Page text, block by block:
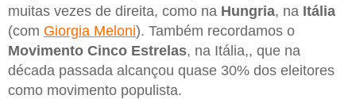
muitas vezes de direita, como na Hungria, na Itália
(com Giorgia Meloni). Também recordamos o
Movimento Cinco Estrelas, na Itália,, que na
década passada alcançou quase 30% dos eleitores
como movimento populista.